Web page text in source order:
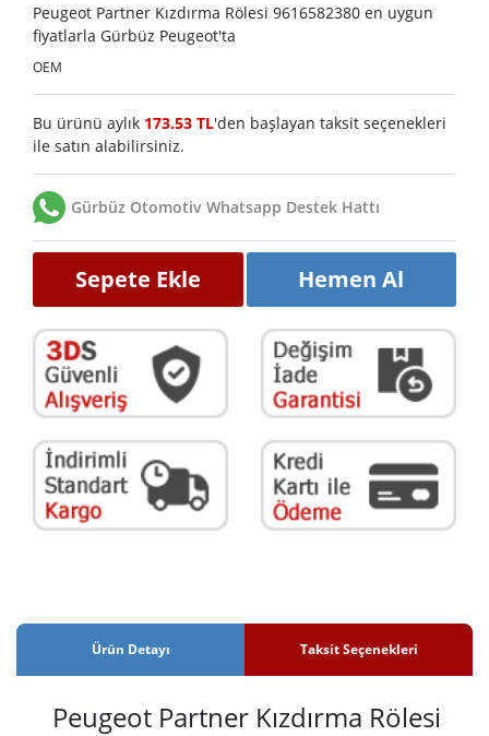
Peugeot Partner Kızdırma Rölesi 9616582380 en uygun
fiyatlarla Gürbüz Peugeot'ta
OEM
Bu ürünü aylık 173.53 TL'den başlayan taksit seçenekleri
ile satın alabilirsiniz.
Gürbüz Otomotiv Whatsapp Destek Hattı
Sepete Ekle Hemen Al
Ürün Detayı Taksit Seçenekleri
Peugeot Partner Kızdırma Rölesi